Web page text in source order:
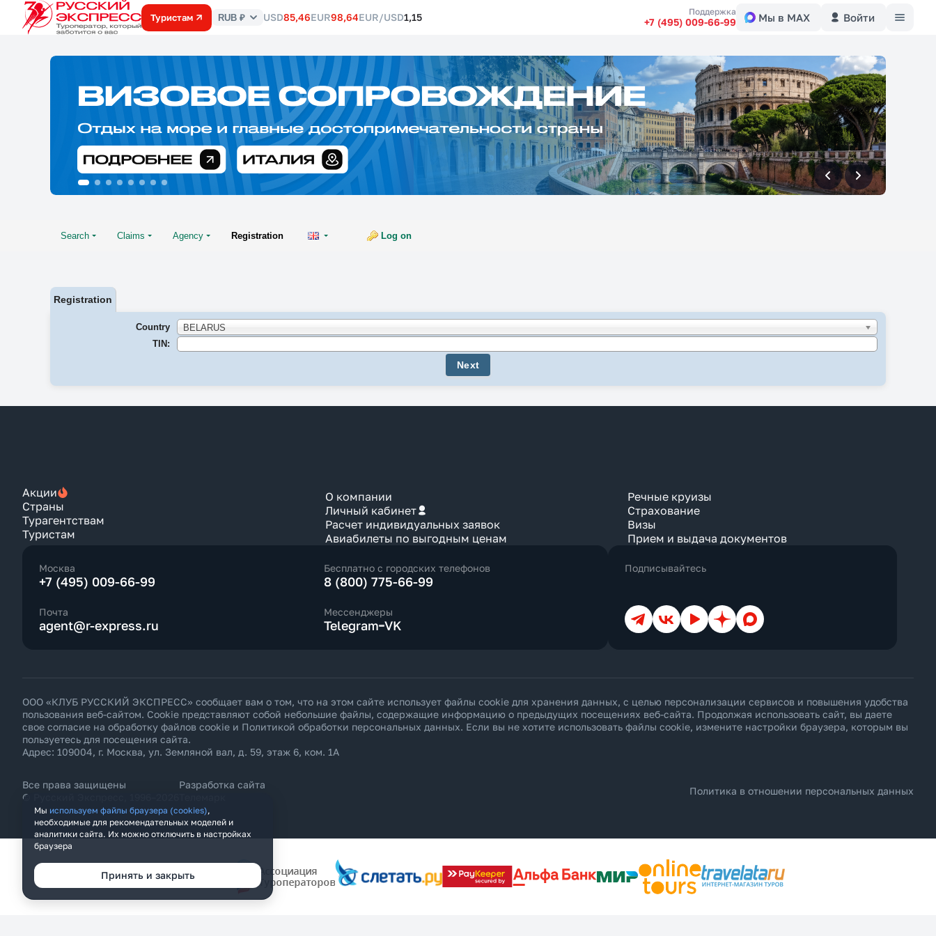
Туристам
Курс
RUB ₽ USD85,46EUR98,64EUR/USD1,15 Поддержка
+7 (495) 009-66-99 Мы в MAX Войти
впередвперед
Search Claims Agency Registration Log on
Registration
Country
BELARUS
TIN:
Акции
Страны
Турагентствам
Туристам
О компании
Личный кабинет
Расчет индивидуальных заявок
Авиабилеты по выгодным ценам
Речные круизы
Страхование
Визы
Прием и выдача документов
Москва
+7 (495) 009-66-99
Бесплатно с городских телефонов
8 (800) 775-66-99
Почта
agent@r-express.ru
Мессенджеры
Telegram VK
Подписывайтесь
ТелеграмВКонтакте
YouTubeДзен Max
ООО «КЛУБ РУССКИЙ ЭКСПРЕСС» сообщает вам о том, что на этом сайте использует файлы cookie для хранения данных, с целью персонализации сервисов и повышения удобства
пользования веб-сайтом. Cookie представляют собой небольшие файлы, содержащие информацию о предыдущих посещениях веб-сайта. Продолжая использовать сайт, вы даете
свое согласие на обработку файлов cookie и Политикой обработки персональных данных. Если вы не хотите использовать файлы cookie, измените настройки браузера, которым вы
пользуетесь для посещения сайта.
Адрес: 109004, г. Москва, ул. Земляной вал, д. 59, этаж 6, ком. 1А
Все права защищены
© Русский Экспресс, 1996–2026
Разработка сайта
Политика в отношении персональных данных
Мы используем файлы браузера (cookies),
необходимые для рекомендательных моделей и
аналитики сайта. Их можно отключить в настройках
браузера
Принять и закрыть